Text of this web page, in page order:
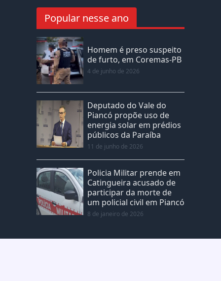
Popular nesse ano
Homem é preso suspeito
de furto, em Coremas-PB
4 de junho de 2026
Deputado do Vale do
Piancó propõe uso de
energia solar em prédios
públicos da Paraíba
11 de junho de 2026
Policia Militar prende em
Catingueira acusado de
participar da morte de
um policial civil em Piancó
8 de janeiro de 2026